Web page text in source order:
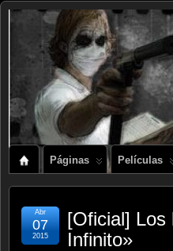
Páginas Películas
[Oficial] Los
Infinito»
Abr
07
2015